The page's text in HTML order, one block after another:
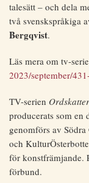
talesätt – och dela
två svenskspråkiga
Bergqvist.
Läs mera om tv-
2023/september/
TV-serien Ordskatter
producerats som en
genomförs av
och
för konstfrämjande.
förbund.